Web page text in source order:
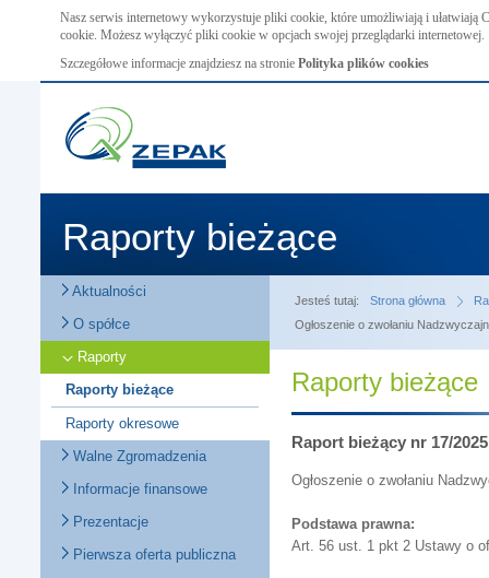
Nasz serwis internetowy wykorzystuje pliki cookie, które umożliwiają i ułatwiają
cookie. Możesz wyłączyć pliki cookie w opcjach swojej przeglądarki internetowej.
Szczegółowe informacje znajdziesz na stronie Polityka plików cookies
Raporty bieżące
Aktualności
O spółce
Raporty
Raporty bieżące
Raporty okresowe
Walne Zgromadzenia
Informacje finansowe
Prezentacje
Pierwsza oferta publiczna
Jesteś tutaj: Strona główna
Ogłoszenie o zwołaniu
Raporty bieżące
Raport bieżący nr 17/2025
Ogłoszenie o zwołaniu
Podstawa prawna:
Art. 56 ust. 1 pkt 2 Ustawy o